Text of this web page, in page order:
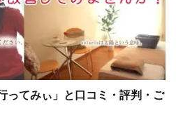
ってみぃ」と口コミ・評判・ご